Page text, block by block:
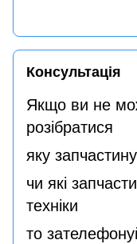
Консультація
Якщо ви не
розібратися
яку
чи які
техніки
то